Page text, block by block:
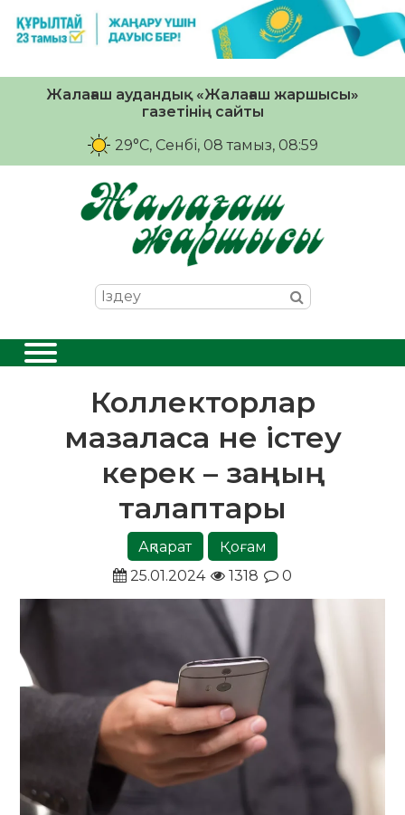
Жалағаш аудандық «Жалағаш жаршысы»
газетінің сайты
29°C, Сенбі, 08 тамыз, 08:59
Коллекторлар
мазаласа не істеу
керек – заңның
талаптары
Ақпарат
Қоғам
25.01.2024
1318 0